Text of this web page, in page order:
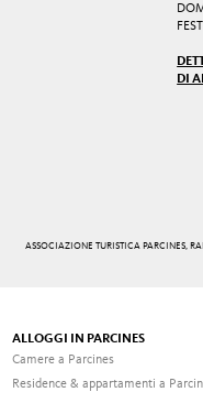
DI
ASSOCIAZIONE TURISTICA PARCINES,
ALLOGGI IN PARCINES
Camere a Parcines
Residence & appartamenti a